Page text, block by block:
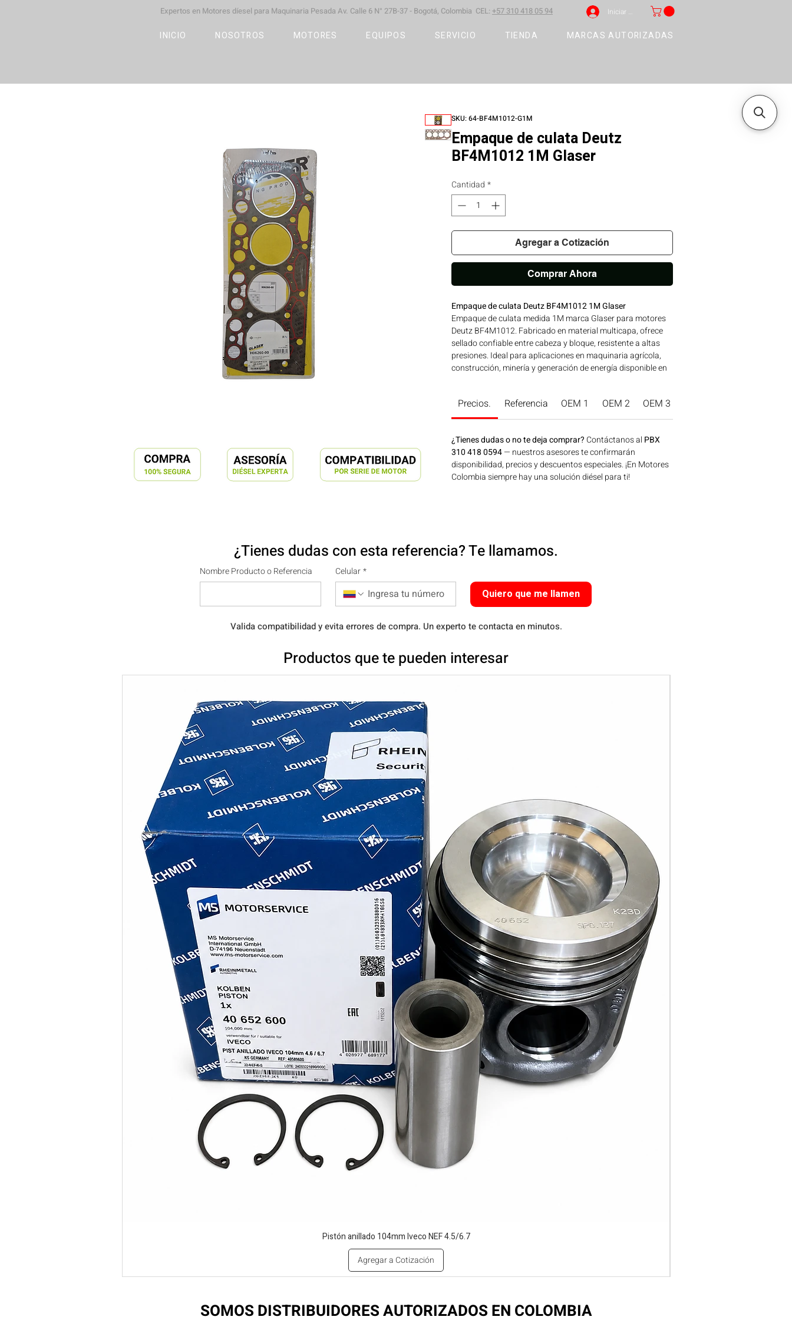
Expertos en Motores díesel para Maquinaria Pesada Av. Calle 6 N° 27B-37 - Bogotá, Colombia CEL: +57 310 418 05 94 Iniciar sesión
INICIO NOSOTROS MOTORES EQUIPOS SERVICIO TIENDA MARCAS AUTORIZADAS
SKU: 64-BF4M1012-G1M
Empaque de culata Deutz
BF4M1012 1M Glaser
Cantidad *
Agregar a Cotización
Comprar Ahora
Empaque de culata Deutz BF4M1012 1M Glaser
Empaque de culata medida 1M marca Glaser para motores
Deutz BF4M1012. Fabricado en material multicapa, ofrece
sellado confiable entre cabeza y bloque, resistente a altas
presiones. Ideal para aplicaciones en maquinaria agrícola,
construcción, minería y generación de energía disponible en
Precios. Referencia OEM 1 OEM 2 OEM 3
¿Tienes dudas o no te deja comprar? Contáctanos al PBX
310 418 0594— nuestros asesores te confirmarán
disponibilidad, precios y descuentos especiales. ¡En Motores
Colombia siempre hay una solución diésel para ti!
¿Tienes dudas con esta referencia? Te llamamos.
Nombre Producto o Referencia Celular *
Quiero que me llamen
Valida compatibilidad y evita errores de compra. Un experto te contacta en minutos.
Productos que te pueden interesar
Pistón anillado 104mm Iveco NEF 4.5/6.7
Agregar a Cotización
SOMOS DISTRIBUIDORES AUTORIZADOS EN COLOMBIA